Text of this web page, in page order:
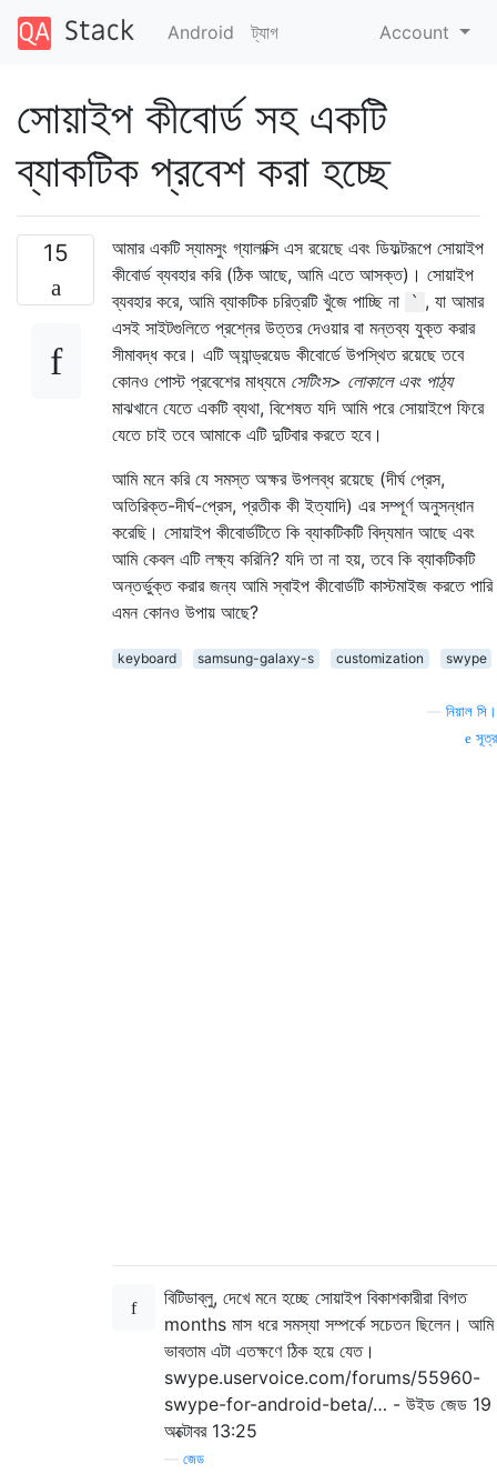
Android ট্যাগ Account
সোয়াইপ কীবোর্ড সহ একটি
ব্যাকটিক প্রবেশ করা হচ্ছে
15
আমার একটি স্যামসুং গ্যালাক্সি এস রয়েছে এবং ডিফল্টরূপে সোয়াইপ
কীবোর্ড ব্যবহার করি (ঠিক আছে, আমি এতে আসক্ত)। সোয়াইপ
ব্যবহার করে, আমি ব্যাকটিক চরিত্রটি খুঁজে পাচ্ছি না
` , যা আমার
এসই সাইটগুলিতে প্রশ্নের উত্তর দেওয়ার বা মন্তব্য যুক্ত করার
সীমাবদ্ধ করে। এটি অ্যান্ড্রয়েড কীবোর্ডে উপস্থিত রয়েছে তবে
কোনও পোস্ট প্রবেশের মাধ্যমে সেটিংস> লোকালে এবং পাঠ্য
মাঝখানে যেতে একটি ব্যথা, বিশেষত যদি আমি পরে সোয়াইপে ফিরে
যেতে চাই তবে আমাকে এটি দুটিবার করতে হবে।
আমি মনে করি যে সমস্ত অক্ষর উপলব্ধ রয়েছে (দীর্ঘ প্রেস,
অতিরিক্ত-দীর্ঘ-প্রেস, প্রতীক কী ইত্যাদি) এর সম্পূর্ণ অনুসন্ধান
করেছি। সোয়াইপ কীবোর্ডটিতে কি ব্যাকটিকটি বিদ্যমান আছে এবং
আমি কেবল এটি লক্ষ্য করিনি? যদি তা না হয়, তবে কি ব্যাকটিকটি
অন্তর্ভুক্ত করার জন্য আমি স্বাইপ কীবোর্ডটি কাস্টমাইজ করতে পারি
এমন কোনও উপায় আছে?
keyboard samsung-galaxy-s customization swype
নিয়াল সি।
সূত্র
বিটিডাব্লু, দেখে মনে হচ্ছে সোয়াইপ বিকাশকারীরা বিগত
months মাস ধরে সমস্যা সম্পর্কে সচেতন ছিলেন। আমি
ভাবতাম এটা এতক্ষণে ঠিক হয়ে যেত।
swype.uservoice.com/forums/55960-
swype-for-android-beta/… - উইড জেড 19
অক্টোবর 13:25
জেড